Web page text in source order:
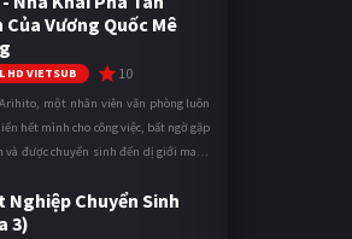
Của Vương Quốc Mê
HD VIETSUB 10
một nhân viên văn phòng luôn
hết mình cho công việc, bất ngờ gặp
và được chuyển sinh đến dị giới mang
mạo hiểm gi ...
Nghiệp Chuyển Sinh
3)